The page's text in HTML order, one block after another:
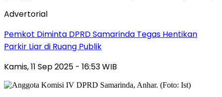
Advertorial
Pemkot Diminta DPRD Samarinda Tegas Hentikan
Parkir Liar di Ruang Publik
Kamis, 11 Sep 2025 - 16:53 WIB